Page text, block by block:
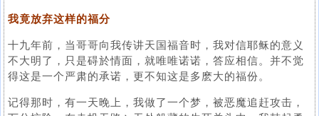
我竟放弃这样的福分
十九年前，当哥哥向我传讲天国福音时，我对信耶稣的意义
不大明了，只是碍於情面，就唯唯诺诺，答应相信。并不觉
得这是一个严肃的承诺，更不知这是多麽大的福份。
记得那时，有一天晚上，我做了一个梦，被恶魔追赶攻击，